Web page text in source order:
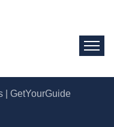
| GetYourGuide